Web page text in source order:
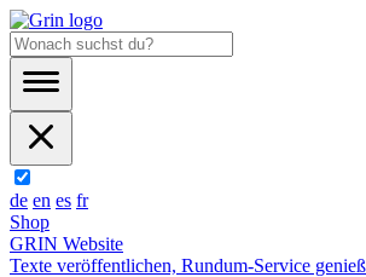
de en es fr
Shop
GRIN Website
Texte veröffentlichen, Rundum-Service